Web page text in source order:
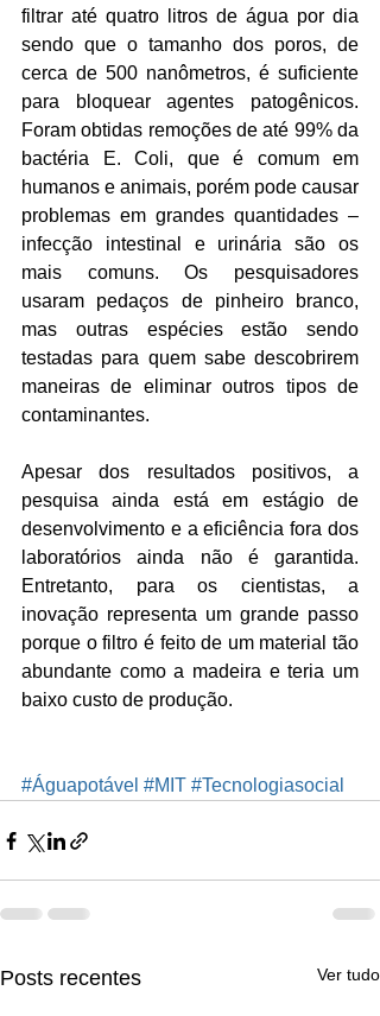
filtrar até quatro litros de água por dia
sendo que o tamanho dos poros, de
cerca de 500 nanômetros, é suficiente
para bloquear agentes patogênicos.
Foram obtidas remoções de até 99% da
bactéria E. Coli, que é comum em
humanos e animais, porém pode causar
problemas em grandes quantidades –
infecção intestinal e urinária são os
mais comuns. Os pesquisadores
usaram pedaços de pinheiro branco,
mas outras espécies estão sendo
testadas para quem sabe descobrirem
maneiras de eliminar outros tipos de
contaminantes.
Apesar dos resultados positivos, a
pesquisa ainda está em estágio de
desenvolvimento e a eficiência fora dos
laboratórios ainda não é garantida.
Entretanto, para os cientistas, a
inovação representa um grande passo
porque o filtro é feito de um material tão
abundante como a madeira e teria um
baixo custo de produção.
#Águapotável #MIT #Tecnologiasocial
Posts recentes Ver tudo